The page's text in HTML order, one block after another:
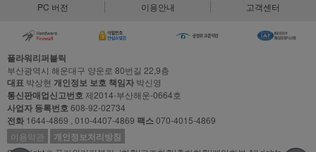
PC 버전 이용안내 고객센터
플라워리퍼블릭
부산광역시 해운대구 양운로 80번길 22,9층
대표 박상현 개인정보 보호 책임자 박신영
통신판매업신고번호제2014-부산해운-0664호
사업자 등록번호608-92-02734
전화 1644-4869 , 010-4407-4869 팩스070-4015-4869
이용약관
개인정보처리방침